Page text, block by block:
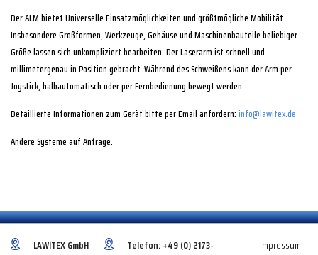
Der ALM bietet Universelle Einsatzmöglichkeiten und größtmögliche Mobilität.
Insbesondere Großformen, Werkzeuge, Gehäuse und Maschinenbauteile beliebiger
Größe lassen sich unkompliziert bearbeiten. Der Laserarm ist schnell und
millimetergenau in Position gebracht. Während des Schweißens kann der Arm per
Joystick, halbautomatisch oder per Fernbedienung bewegt werden.
Detaillierte Informationen zum Gerät bitte per Email anfordern:info@lawitex.de
Andere Systeme auf Anfrage.
LAWITEX GmbH
Telefon:+49 (0) 2173-
Impressum